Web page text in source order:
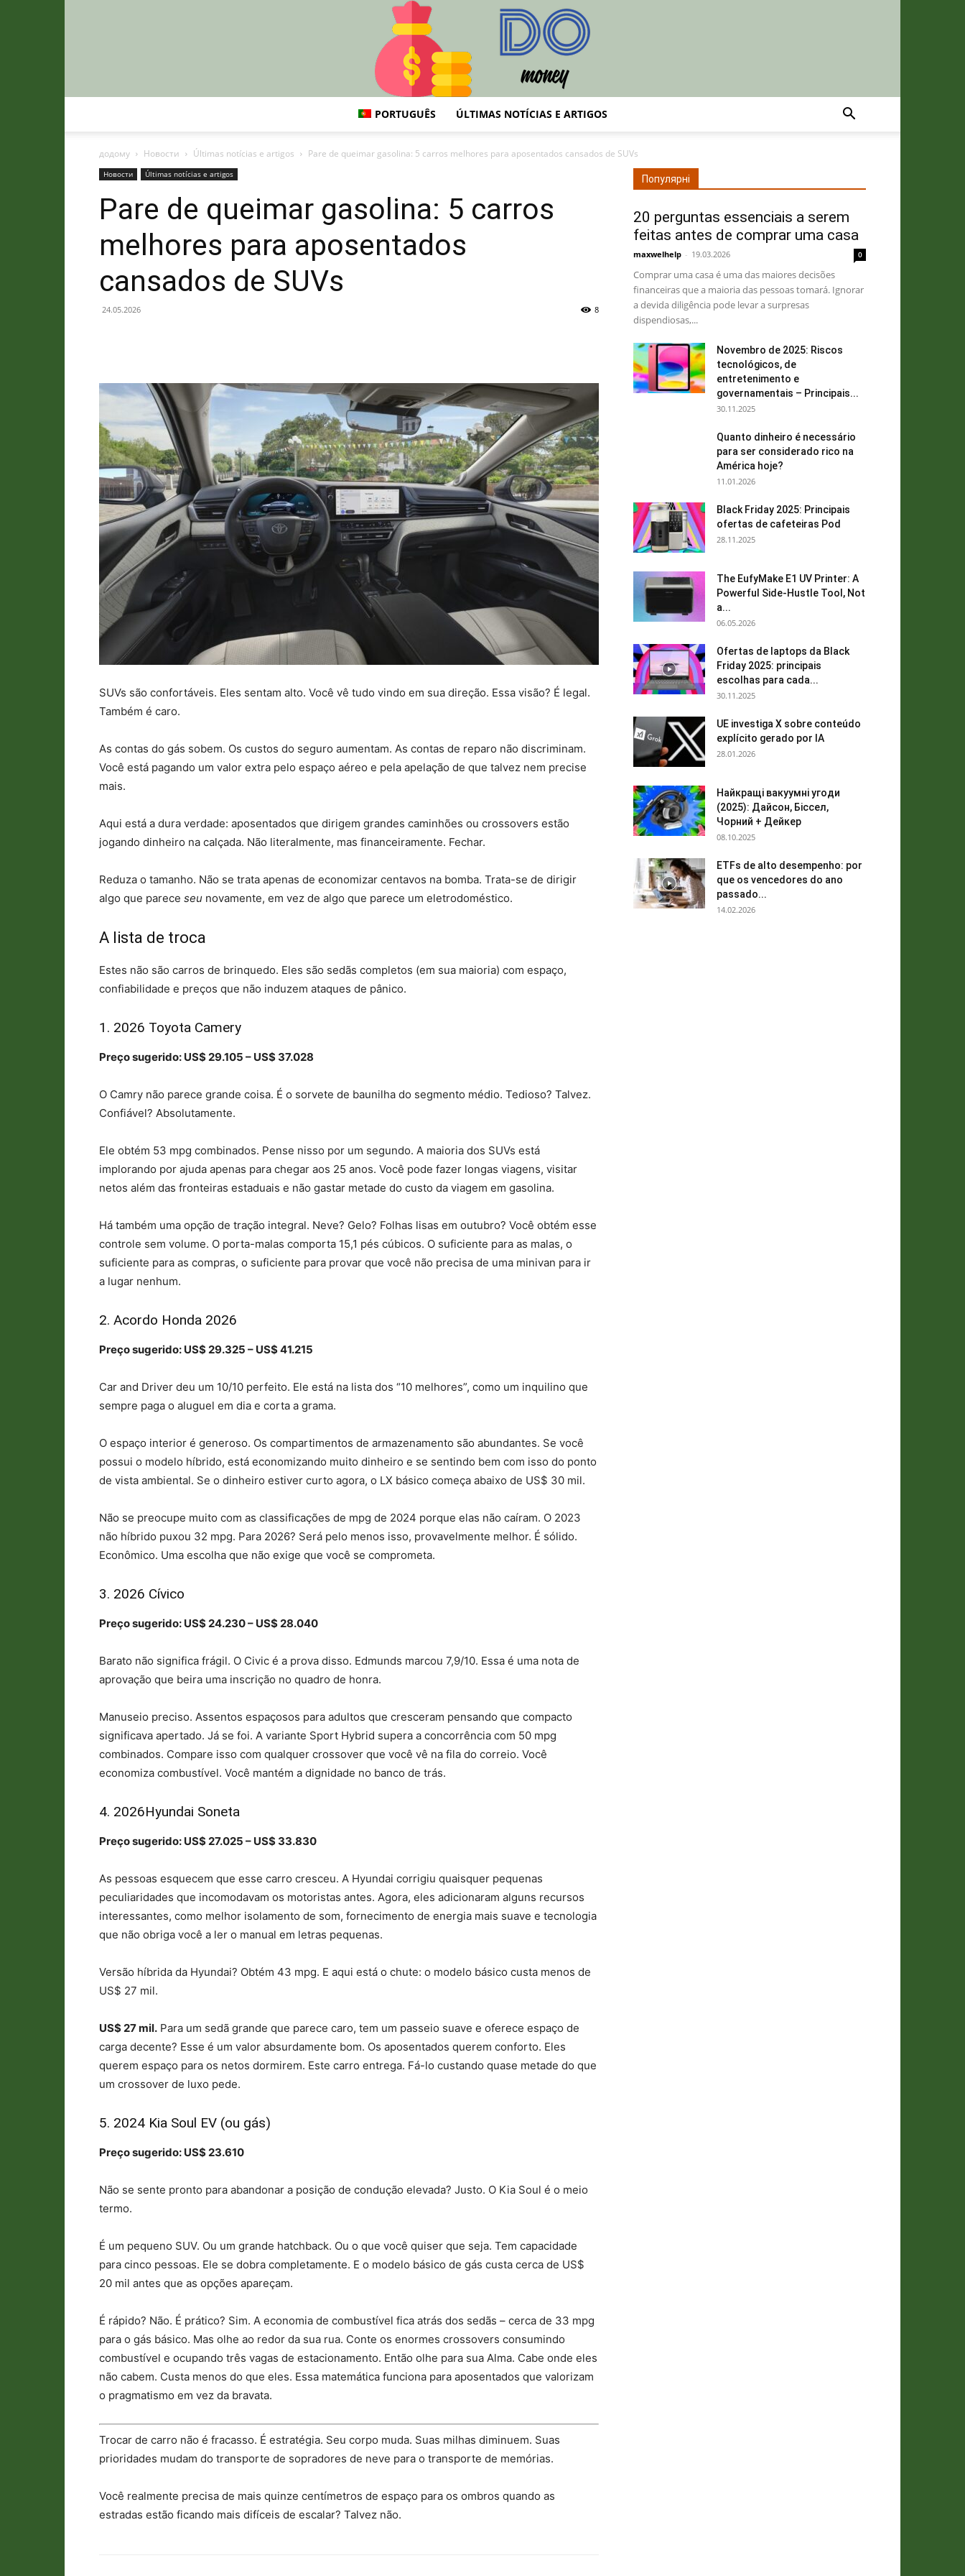
PORTUGUÊS ÚLTIMAS NOTÍCIAS E ARTIGOS
додому Новости Últimas notícias e artigos Pare de queimar gasolina: 5 carros melhores para aposentados cansados de SUVs
Новости Últimas notícias e artigos
Pare de queimar gasolina: 5 carros
melhores para aposentados
cansados de SUVs
24.05.2026 8
SUVs são confortáveis. Eles sentam alto. Você vê tudo vindo em sua direção. Essa visão? É legal.
Também é caro.
As contas do gás sobem. Os custos do seguro aumentam. As contas de reparo não discriminam.
Você está pagando um valor extra pelo espaço aéreo e pela apelação de que talvez nem precise
mais.
Aqui está a dura verdade: aposentados que dirigem grandes caminhões ou crossovers estão
jogando dinheiro na calçada. Não literalmente, mas financeiramente. Fechar.
Reduza o tamanho. Não se trata apenas de economizar centavos na bomba. Trata-se de dirigir
algo que parece seu novamente, em vez de algo que parece um eletrodoméstico.
A lista de troca
Estes não são carros de brinquedo. Eles são sedãs completos (em sua maioria) com espaço,
confiabilidade e preços que não induzem ataques de pânico.
1. 2026 Toyota Camery
Preço sugerido: US$ 29.105 – US$ 37.028
O Camry não parece grande coisa. É o sorvete de baunilha do segmento médio. Tedioso? Talvez.
Confiável? Absolutamente.
Ele obtém 53 mpg combinados. Pense nisso por um segundo. A maioria dos SUVs está
implorando por ajuda apenas para chegar aos 25 anos. Você pode fazer longas viagens, visitar
netos além das fronteiras estaduais e não gastar metade do custo da viagem em gasolina.
Há também uma opção de tração integral. Neve? Gelo? Folhas lisas em outubro? Você obtém esse
controle sem volume. O porta-malas comporta 15,1 pés cúbicos. O suficiente para as malas, o
suficiente para as compras, o suficiente para provar que você não precisa de uma minivan para ir
a lugar nenhum.
2. Acordo Honda 2026
Preço sugerido: US$ 29.325 – US$ 41.215
Car and Driver deu um 10/10 perfeito. Ele está na lista dos “10 melhores”, como um inquilino que
sempre paga o aluguel em dia e corta a grama.
O espaço interior é generoso. Os compartimentos de armazenamento são abundantes. Se você
possui o modelo híbrido, está economizando muito dinheiro e se sentindo bem com isso do ponto
de vista ambiental. Se o dinheiro estiver curto agora, o LX básico começa abaixo de US$ 30 mil.
Não se preocupe muito com as classificações de mpg de 2024 porque elas não caíram. O 2023
não híbrido puxou 32 mpg. Para 2026? Será pelo menos isso, provavelmente melhor. É sólido.
Econômico. Uma escolha que não exige que você se comprometa.
3. 2026 Cívico
Preço sugerido: US$ 24.230 – US$ 28.040
Barato não significa frágil. O Civic é a prova disso. Edmunds marcou 7,9/10. Essa é uma nota de
aprovação que beira uma inscrição no quadro de honra.
Manuseio preciso. Assentos espaçosos para adultos que cresceram pensando que compacto
significava apertado. Já se foi. A variante Sport Hybrid supera a concorrência com 50 mpg
combinados. Compare isso com qualquer crossover que você vê na fila do correio. Você
economiza combustível. Você mantém a dignidade no banco de trás.
4. 2026Hyundai Soneta
Preço sugerido: US$ 27.025 – US$ 33.830
As pessoas esquecem que esse carro cresceu. A Hyundai corrigiu quaisquer pequenas
peculiaridades que incomodavam os motoristas antes. Agora, eles adicionaram alguns recursos
interessantes, como melhor isolamento de som, fornecimento de energia mais suave e tecnologia
que não obriga você a ler o manual em letras pequenas.
Versão híbrida da Hyundai? Obtém 43 mpg. E aqui está o chute: o modelo básico custa menos de
US$ 27 mil.
US$ 27 mil. Para um sedã grande que parece caro, tem um passeio suave e oferece espaço de
carga decente? Esse é um valor absurdamente bom. Os aposentados querem conforto. Eles
querem espaço para os netos dormirem. Este carro entrega. Fá-lo custando quase metade do que
um crossover de luxo pede.
5. 2024 Kia Soul EV (ou gás)
Preço sugerido: US$ 23.610
Não se sente pronto para abandonar a posição de condução elevada? Justo. O Kia Soul é o meio
termo.
É um pequeno SUV. Ou um grande hatchback. Ou o que você quiser que seja. Tem capacidade
para cinco pessoas. Ele se dobra completamente. E o modelo básico de gás custa cerca de US$
20 mil antes que as opções apareçam.
É rápido? Não. É prático? Sim. A economia de combustível fica atrás dos sedãs – cerca de 33 mpg
para o gás básico. Mas olhe ao redor da sua rua. Conte os enormes crossovers consumindo
combustível e ocupando três vagas de estacionamento. Então olhe para sua Alma. Cabe onde eles
não cabem. Custa menos do que eles. Essa matemática funciona para aposentados que valorizam
o pragmatismo em vez da bravata.
Trocar de carro não é fracasso. É estratégia. Seu corpo muda. Suas milhas diminuem. Suas
prioridades mudam do transporte de sopradores de neve para o transporte de memórias.
Você realmente precisa de mais quinze centímetros de espaço para os ombros quando as
estradas estão ficando mais difíceis de escalar? Talvez não.
Популярні
20 perguntas essenciais a serem
feitas antes de comprar uma casa
maxwelhelp - 19.03.2026 0
Comprar uma casa é uma das maiores decisões
financeiras que a maioria das pessoas tomará. Ignorar
a devida diligência pode levar a surpresas
dispendiosas,...
Novembro de 2025: Riscos
tecnológicos, de
entretenimento e
governamentais – Principais...
30.11.2025
Quanto dinheiro é necessário
para ser considerado rico na
América hoje?
11.01.2026
Black Friday 2025: Principais
ofertas de cafeteiras Pod
28.11.2025
The EufyMake E1 UV Printer: A
Powerful Side-Hustle Tool, Not
a...
06.05.2026
Ofertas de laptops da Black
Friday 2025: principais
escolhas para cada...
30.11.2025
UE investiga X sobre conteúdo
explícito gerado por IA
28.01.2026
Найкращі вакуумні угоди
(2025): Дайсон, Біссел,
Чорний + Дейкер
08.10.2025
ETFs de alto desempenho: por
que os vencedores do ano
passado...
14.02.2026